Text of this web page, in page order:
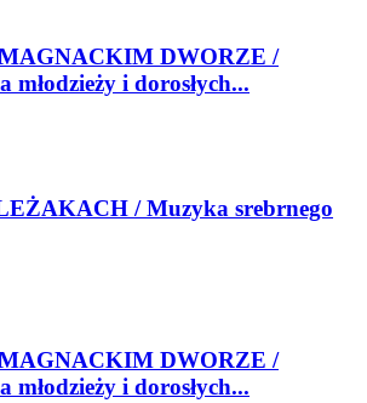
DWORZE /
młodzieży i dorosłych...
/ Muzyka srebrnego
DWORZE /
młodzieży i dorosłych...